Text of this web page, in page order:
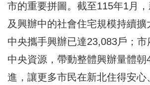
市的重要拼圖。截至115年1月
及興辦中的社會住宅規模持續擴
中央攜手興辦已達23,083戶；
中央資源，帶動整體興辦量體朝
進，讓更多市民在新北住得安心